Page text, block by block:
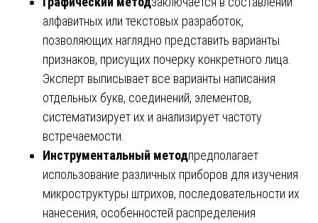
алфавитных или текстовых разработок,
позволяющих наглядно представить варианты
признаков, присущих почерку конкретного лица.
Эксперт выписывает все варианты написания
отдельных букв, соединений, элементов,
систематизирует их и анализирует частоту
встречаемости.
Инструментальный методпредполагает
использование различных приборов для изучения
микроструктуры штрихов, последовательности их
нанесения, особенностей распределения